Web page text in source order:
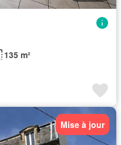
135 m²
Mise à jour